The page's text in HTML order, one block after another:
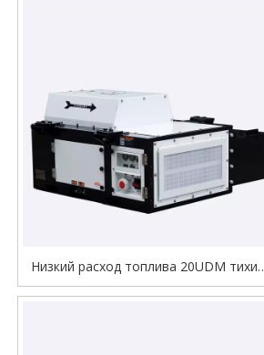
Низкий расход топлива 20UDM тихий
подвесной дизельный генератор для